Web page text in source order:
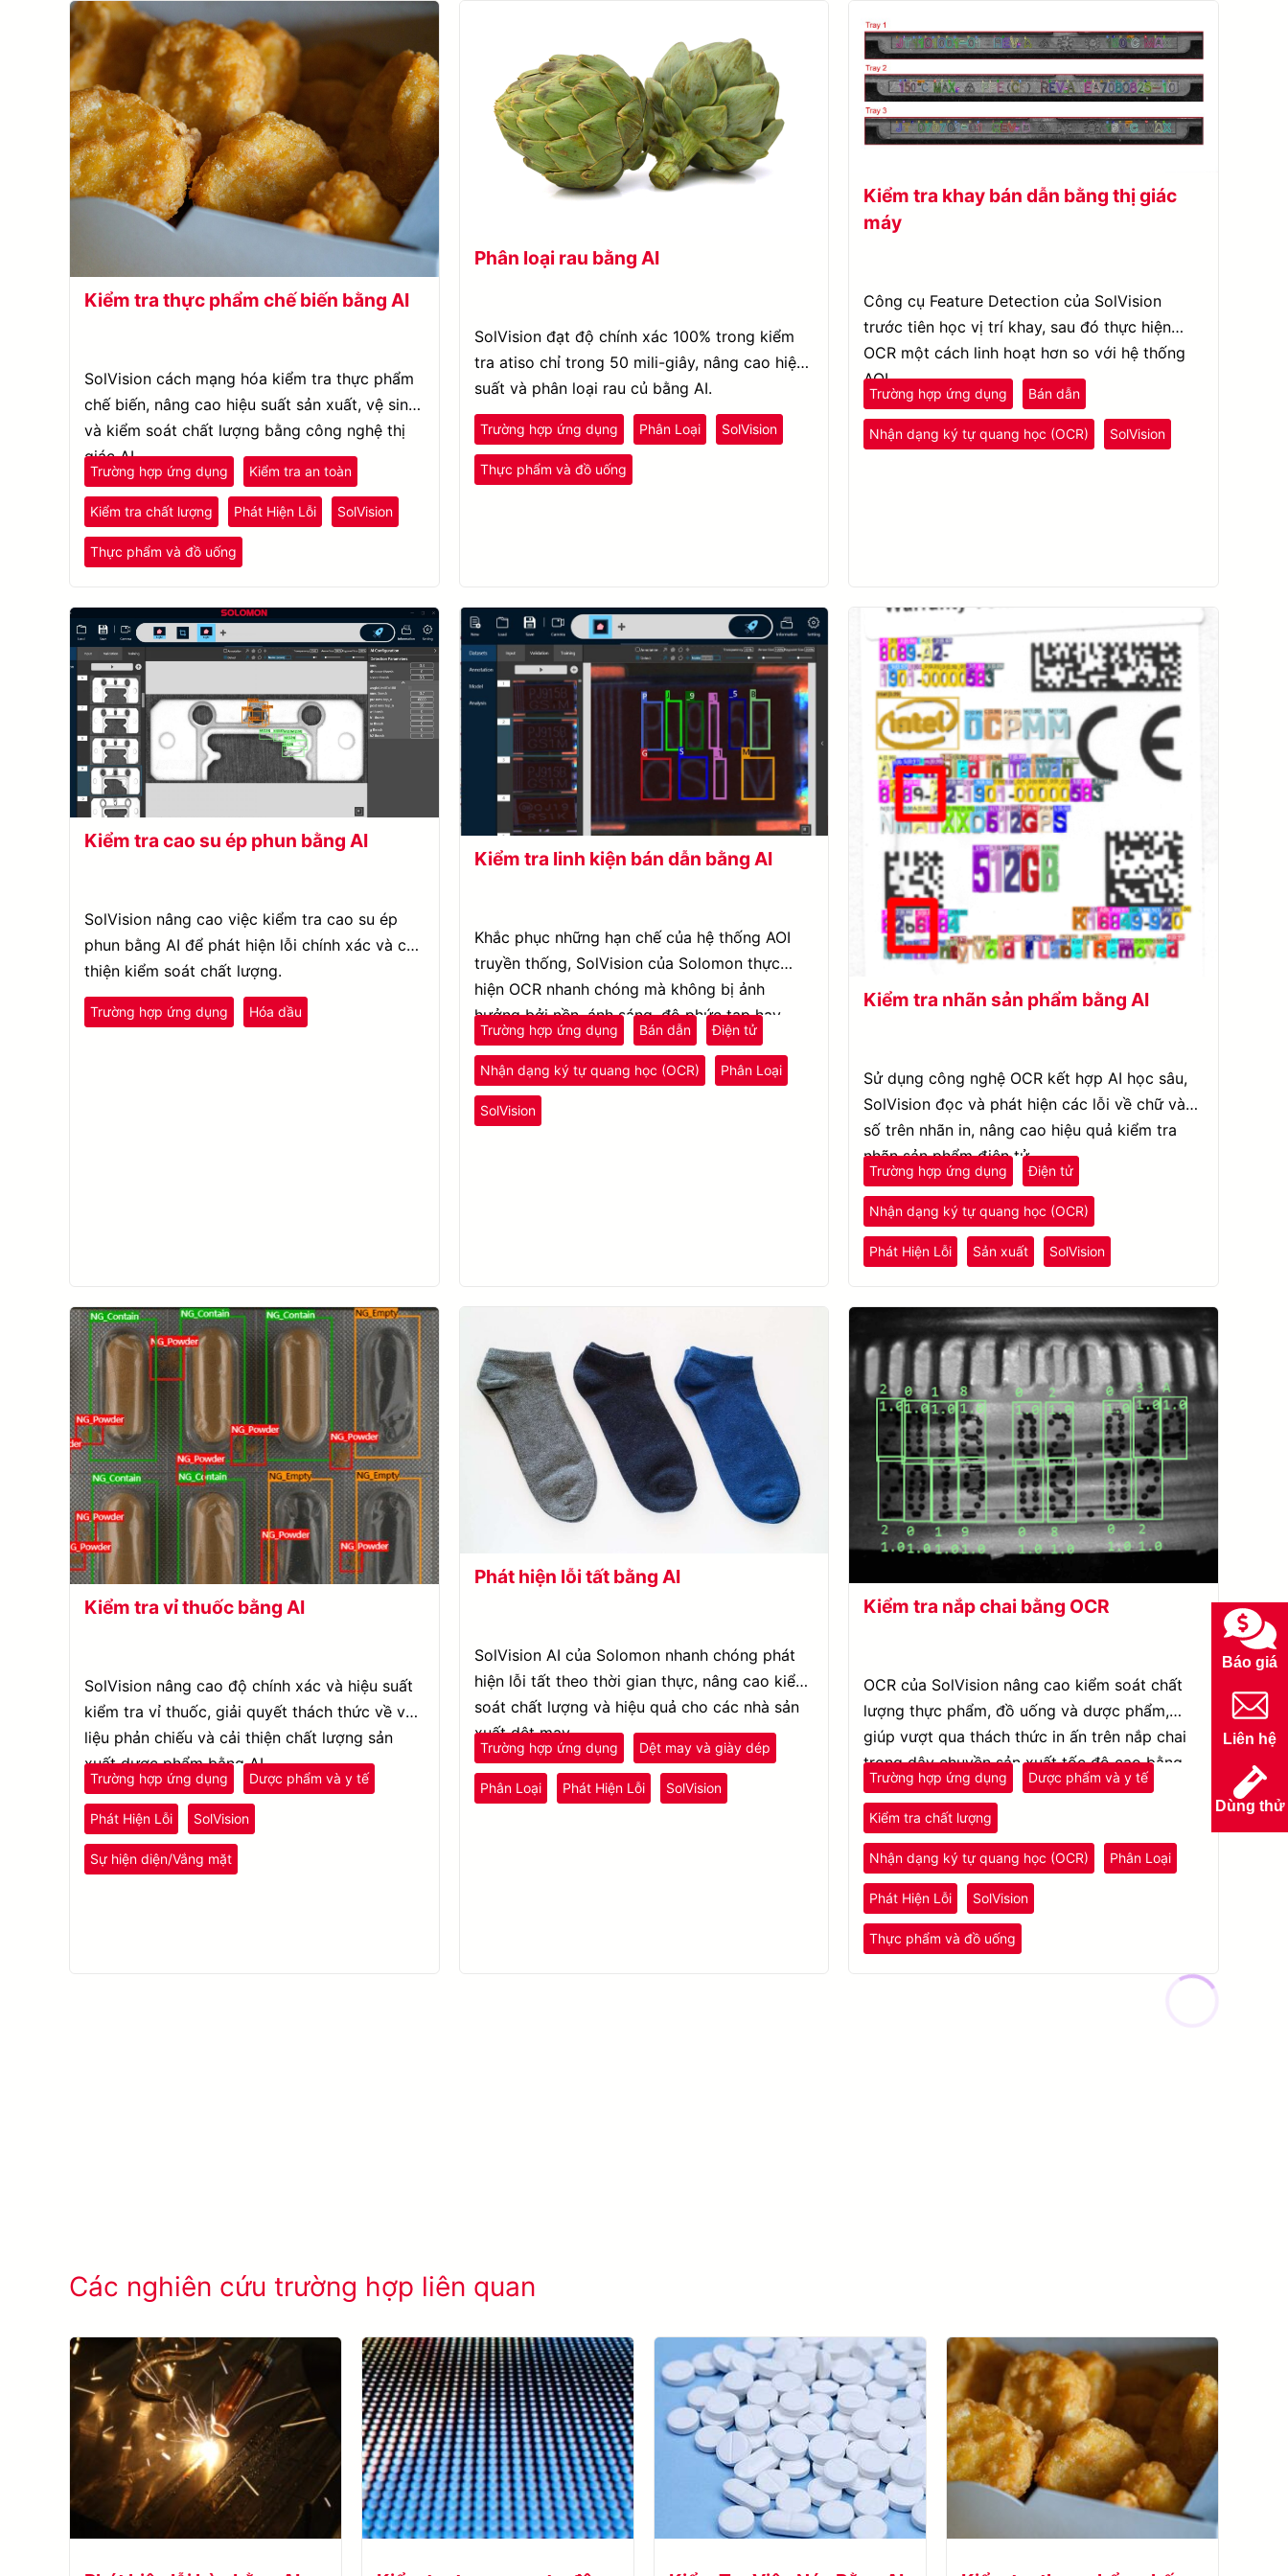
Kiểm tra thực phẩm chế biến bằng AI
SolVision cách mạng hóa kiểm tra thực phẩm
chế biến, nâng cao hiệu suất sản xuất, vệ sinh
và kiểm soát chất lượng bằng công nghệ thị
giác AI.
Trường hợp ứng dụng Kiểm tra an toàn
Kiểm tra chất lượng Phát Hiện Lỗi SolVision
Thực phẩm và đồ uống
Phân loại rau bằng AI
SolVision đạt độ chính xác 100% trong kiểm
tra atiso chỉ trong 50 mili-giây, nâng cao hiệu
suất và phân loại rau củ bằng AI.
Trường hợp ứng dụng Phân Loại SolVision
Thực phẩm và đồ uống
Kiểm tra khay bán dẫn bằng thị giác
máy
Công cụ Feature Detection của SolVision
trước tiên học vị trí khay, sau đó thực hiện
OCR một cách linh hoạt hơn so với hệ thống
AOI.
Trường hợp ứng dụng Bán dẫn
Nhận dạng ký tự quang học (OCR) SolVision
Kiểm tra cao su ép phun bằng AI
SolVision nâng cao việc kiểm tra cao su ép
phun bằng AI để phát hiện lỗi chính xác và cải
thiện kiểm soát chất lượng.
Trường hợp ứng dụng Hóa dầu
Kiểm tra linh kiện bán dẫn bằng AI
Khắc phục những hạn chế của hệ thống AOI
truyền thống, SolVision của Solomon thực
hiện OCR nhanh chóng mà không bị ảnh
hưởng bởi nền, ánh sáng, độ phức tạp hay
hình dạng số seri.
Trường hợp ứng dụng Bán dẫn Điện tử
Nhận dạng ký tự quang học (OCR) Phân Loại
SolVision
Kiểm tra nhãn sản phẩm bằng AI
Sử dụng công nghệ OCR kết hợp AI học sâu,
SolVision đọc và phát hiện các lỗi về chữ và
số trên nhãn in, nâng cao hiệu quả kiểm tra
nhãn sản phẩm điện tử.
Trường hợp ứng dụng Điện tử
Nhận dạng ký tự quang học (OCR)
Phát Hiện Lỗi Sản xuất SolVision
Kiểm tra vỉ thuốc bằng AI
SolVision nâng cao độ chính xác và hiệu suất
kiểm tra vỉ thuốc, giải quyết thách thức về vật
liệu phản chiếu và cải thiện chất lượng sản
xuất dược phẩm bằng AI.
Trường hợp ứng dụng Dược phẩm và y tế
Phát Hiện Lỗi SolVision
Sự hiện diện/Vắng mặt
Phát hiện lỗi tất bằng AI
SolVision AI của Solomon nhanh chóng phát
hiện lỗi tất theo thời gian thực, nâng cao kiểm
soát chất lượng và hiệu quả cho các nhà sản
xuất dệt may.
Trường hợp ứng dụng Dệt may và giày dép
Phân Loại Phát Hiện Lỗi SolVision
Kiểm tra nắp chai bằng OCR
OCR của SolVision nâng cao kiểm soát chất
lượng thực phẩm, đồ uống và dược phẩm,
giúp vượt qua thách thức in ấn trên nắp chai
trong dây chuyền sản xuất tốc độ cao bằng
AI.
Trường hợp ứng dụng Dược phẩm và y tế
Kiểm tra chất lượng
Nhận dạng ký tự quang học (OCR) Phân Loại
Phát Hiện Lỗi SolVision
Thực phẩm và đồ uống
Các nghiên cứu trường hợp liên quan
Báo giá
Liên hệ
Dùng thử